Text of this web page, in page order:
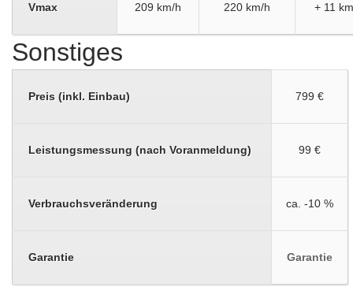
Vmax 209 km/h 220 km/h + 11
Sonstiges
Preis (inkl. Einbau) 799 €
Leistungsmessung (nach Voranmeldung) 99 €
Verbrauchsveränderung ca. -10 %
Garantie Garantie